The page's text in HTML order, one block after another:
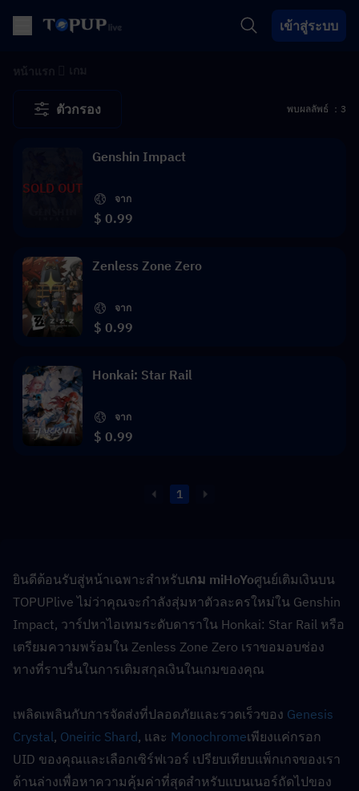
เข้าสู่ระบบ
ตัวกรอง พบผลลัพธ์ ：3
SOLD OUT
Genshin Impact
จาก
$ 0.99
Zenless Zone Zero
จาก
$ 0.99
Honkai: Star Rail
จาก
$ 0.99
1
ยินดีต้อนรับสู่หน้าเฉพาะสำหรับเกม miHoYoศูนย์เติมเงินบน
TOPUPlive ไม่ว่าคุณจะกำลังสุ่มหาตัวละครใหม่ใน Genshin
Impact, วาร์ปหาไอเทมระดับดาราใน Honkai: Star Rail หรือ
เตรียมความพร้อมใน Zenless Zone Zero เราขอมอบช่อง
ทางที่ราบรื่นในการเติมสกุลเงินในเกมของคุณ
เพลิดเพลินกับการจัดส่งที่ปลอดภัยและรวดเร็วของ Genesis
Crystal, Oneiric Shard, และ Monochromeเพียงแค่กรอก
UID ของคุณและเลือกเซิร์ฟเวอร์ เปรียบเทียบแพ็กเกจของเรา
ด้านล่างเพื่อหาความคุ้มค่าที่สุดสำหรับแบนเนอร์ถัดไปของ